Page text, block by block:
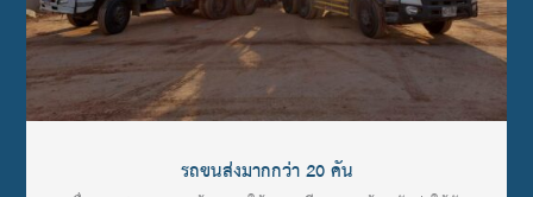
รถขนส่งมากกว่า 20 คัน